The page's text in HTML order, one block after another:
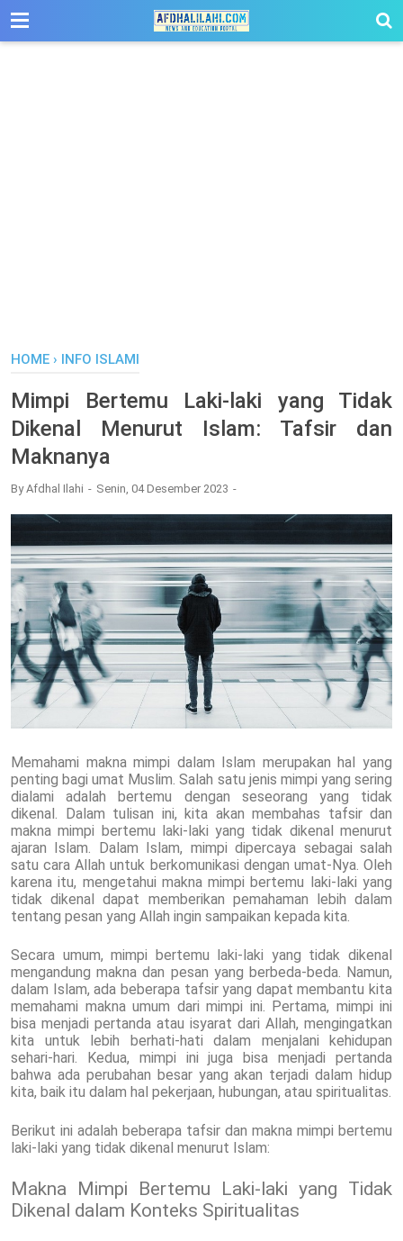
-->
HOME › INFO ISLAMI
Mimpi Bertemu Laki-laki yang Tidak
Dikenal Menurut Islam: Tafsir dan
Maknanya
ByAfdhal Ilahi Senin, 04 Desember 2023
Memahami makna mimpi dalam Islam merupakan hal yang
penting bagi umat Muslim. Salah satu jenis mimpi yang sering
dialami adalah bertemu dengan seseorang yang tidak
dikenal. Dalam tulisan ini, kita akan membahas tafsir dan
makna mimpi bertemu laki-laki yang tidak dikenal menurut
ajaran Islam. Dalam Islam, mimpi dipercaya sebagai salah
satu cara Allah untuk berkomunikasi dengan umat-Nya. Oleh
karena itu, mengetahui makna mimpi bertemu laki-laki yang
tidak dikenal dapat memberikan pemahaman lebih dalam
tentang pesan yang Allah ingin sampaikan kepada kita.
Secara umum, mimpi bertemu laki-laki yang tidak dikenal
mengandung makna dan pesan yang berbeda-beda. Namun,
dalam Islam, ada beberapa tafsir yang dapat membantu kita
memahami makna umum dari mimpi ini. Pertama, mimpi ini
bisa menjadi pertanda atau isyarat dari Allah, mengingatkan
kita untuk lebih berhati-hati dalam menjalani kehidupan
sehari-hari. Kedua, mimpi ini juga bisa menjadi pertanda
bahwa ada perubahan besar yang akan terjadi dalam hidup
kita, baik itu dalam hal pekerjaan, hubungan, atau spiritualitas.
Berikut ini adalah beberapa tafsir dan makna mimpi bertemu
laki-laki yang tidak dikenal menurut Islam:
Makna Mimpi Bertemu Laki-laki yang Tidak
Dikenal dalam Konteks Spiritualitas